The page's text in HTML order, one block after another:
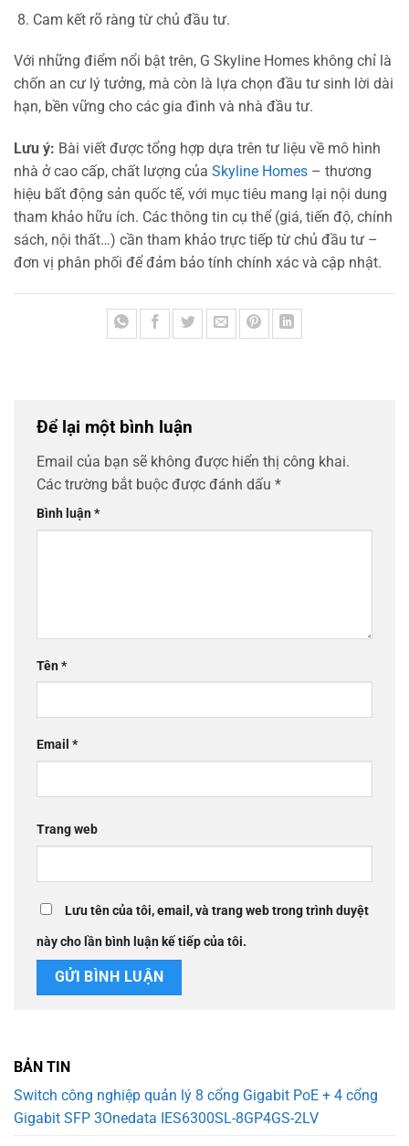
Cam kết rõ ràng từ chủ đầu tư.
Với những điểm nổi bật trên, G Skyline Homes không chỉ là
chốn an cư lý tưởng, mà còn là lựa chọn đầu tư sinh lời dài
hạn, bền vững cho các gia đình và nhà đầu tư.
Lưu ý: Bài viết được tổng hợp dựa trên tư liệu về mô hình
nhà ở cao cấp, chất lượng của Skyline Homes – thương
hiệu bất động sản quốc tế, với mục tiêu mang lại nội dung
tham khảo hữu ích. Các thông tin cụ thể (giá, tiến độ, chính
sách, nội thất…) cần tham khảo trực tiếp từ chủ đầu tư –
đơn vị phân phối để đảm bảo tính chính xác và cập nhật.
Để lại một bình luận
Email của bạn sẽ không được hiển thị công khai.
Các trường bắt buộc được đánh dấu *
Bình luận*
Tên*
Email *
Trang web
Lưu tên của tôi, email, và trang web trong trình duyệt
này cho lần bình luận kế tiếp của tôi.
BẢN TIN
Switch công nghiệp quản lý 8 cổng Gigabit PoE + 4 cổng
Gigabit SFP 3Onedata IES6300SL-8GP4GS-2LV